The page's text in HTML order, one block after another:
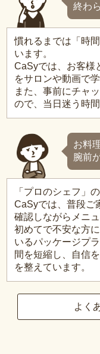
終わ
慣れるまでは「時
います。
CaSyでは、お客様
をサロンや動画で学
また、事前にチャ
ので、当日迷う時
お料
腕前
「プロのシェフ」
CaSyでは、普段ご
確認しながらメニ
初めてで不安な方
いるパッケージプ
間を短縮し、自信
を整えています。
よく